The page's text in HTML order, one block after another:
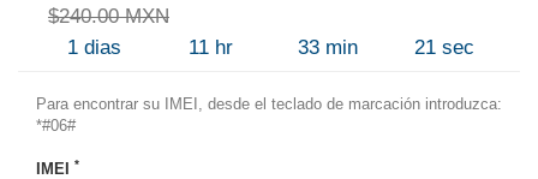
$240.00 MXN
1 dias 11 hr 33 min 21 sec
Para encontrar su IMEI, desde el teclado de marcación introduzca:
*#06#
IMEI *